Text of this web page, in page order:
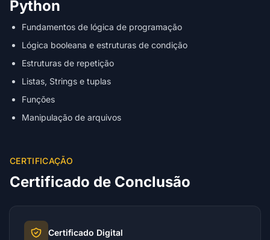
Python
Fundamentos de lógica de programação
Lógica booleana e estruturas de condição
Estruturas de repetição
Listas, Strings e tuplas
Funções
Manipulação de arquivos
CERTIFICAÇÃO
Certificado de Conclusão
Certificado Digital